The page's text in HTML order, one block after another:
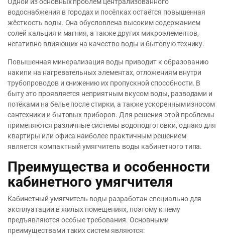
водоснабжения в городах и посёлках остаётся повышенная
жёсткость воды. Она обусловлена высоким содержанием
солей кальция и магния, а также других микроэлементов,
негативно влияющих на качество воды и бытовую технику.
Повышенная минерализация воды приводит к образованию
накипи на нагревательных элементах, отложениям внутри
трубопроводов и снижению их пропускной способности. В
быту это проявляется неприятным вкусом воды, разводами и
потёками на белье после стирки, а также ускоренным износом
сантехники и бытовых приборов. Для решения этой проблемы
применяются различные системы водоподготовки, однако для
квартиры или офиса наиболее практичным решением
является компактный умягчитель воды кабинетного типа.
Преимущества и особенности
кабинетного умягчителя
Кабинетный умягчитель воды разработан специально для
эксплуатации в жилых помещениях, поэтому к нему
предъявляются особые требования. Основными
преимуществами таких систем являются: